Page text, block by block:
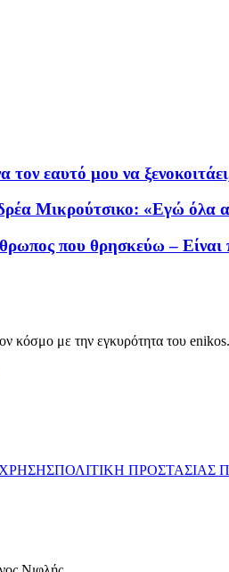
εαυτό μου να
Μικρούτσικο: «Εγώ όλα
που θρησκεύω –
κόσμο με την εγκυρότητα του
ΠΟΛΙΤΙΚΗ